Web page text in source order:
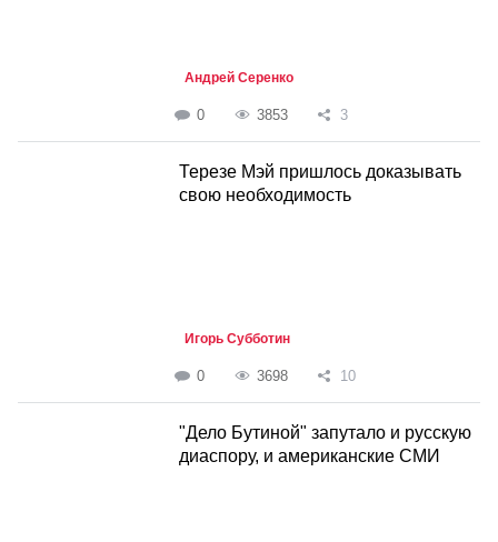
Андрей Серенко
0 3853 3
Терезе Мэй пришлось доказывать
свою необходимость
Игорь Субботин
0 3698 10
"Дело Бутиной" запутало и русскую
диаспору, и американские СМИ